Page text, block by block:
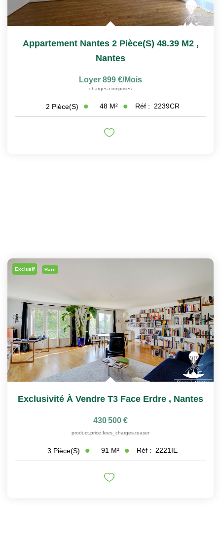
Appartement Nantes 2 Pièce(s) 48.39 M2 ,
Nantes
Loyer 899 €/mois
charges comprises
2 Pièce(s) 48 M² Réf : 2239CR
Exclusif Rare
Exclusivité À Vendre T3 Face Erdre , Nantes
430 500 €
product.price.fees_charges.teaser
3 Pièce(s) 91 M² Réf : 2221IE